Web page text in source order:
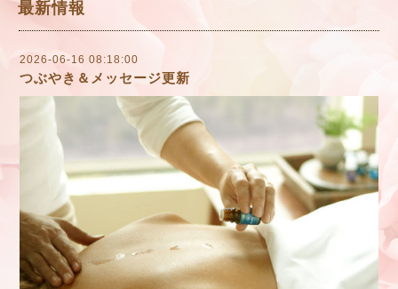
最新情報
2026-06-16 08:18:00
つぶやき＆メッセージ更新